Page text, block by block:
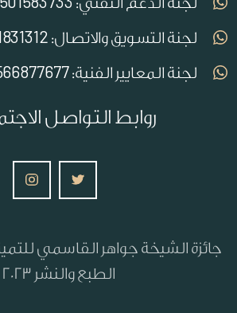
لجنة التسويق والاتصال:
لجنة المعايير الفنية:
روابط التواصل
جائزة الشيخة جواهر القاسمي
الطبع والنشر 2023